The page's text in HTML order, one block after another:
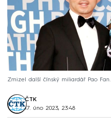
Zmizel další čínský miliardář Pao Fan.
ČTK
17. úno 2023, 23:48